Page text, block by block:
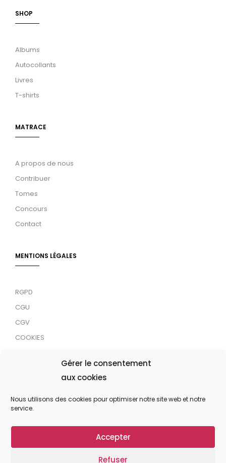
Gérer le consentement
aux cookies
Nous utilisons des cookies pour optimiser notre site web et notre
service.
Accepter
Refuser
SHOP
Albums
Autocollants
Livres
T-shirts
MATRACE
A propos de nous
Contribuer
Tomes
Concours
Contact
MENTIONS LÉGALES
RGPD
CGU
CGV
COOKIES